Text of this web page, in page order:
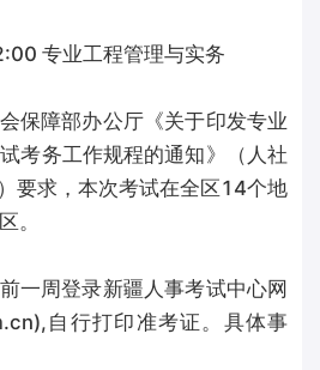
专业工程管理与实务
保障部办公厅《关于印发专业
考务工作规程的通知》（人社
要求，本次考试在全区14个地
。
一周登录新疆人事考试中心网
自行打印准考证。具体事